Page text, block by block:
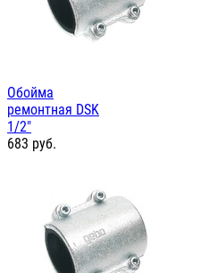
Обойма
ремонтная DSK
1/2"
683 руб.